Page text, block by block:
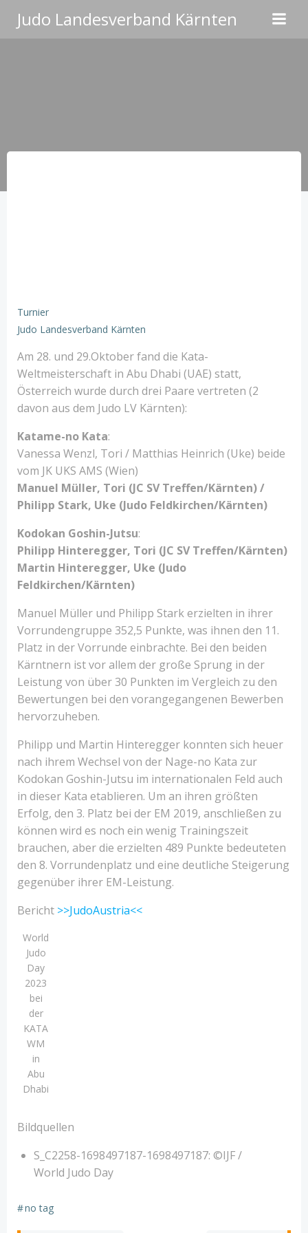
Inhalt
Judo Landesverband Kärnten
Turnier
Judo Landesverband Kärnten
Am 28. und 29.Oktober fand die Kata-
Weltmeisterschaft in Abu Dhabi (UAE) statt,
Österreich wurde durch drei Paare vertreten (2
davon aus dem Judo LV Kärnten):
Katame-no Kata:
Vanessa Wenzl, Tori / Matthias Heinrich (Uke) beide
vom JK UKS AMS (Wien)
Manuel Müller, Tori (JC SV Treffen/Kärnten) /
Philipp Stark, Uke (Judo Feldkirchen/Kärnten)
Kodokan Goshin-Jutsu:
Philipp Hinteregger, Tori (JC SV Treffen/Kärnten)
Martin Hinteregger, Uke (Judo
Feldkirchen/Kärnten)
Manuel Müller und Philipp Stark erzielten in ihrer
Vorrundengruppe 352,5 Punkte, was ihnen den 11.
Platz in der Vorrunde einbrachte. Bei den beiden
Kärntnern ist vor allem der große Sprung in der
Leistung von über 30 Punkten im Vergleich zu den
Bewertungen bei den vorangegangenen Bewerben
hervorzuheben.
Philipp und Martin Hinteregger konnten sich heuer
nach ihrem Wechsel von der Nage-no Kata zur
Kodokan Goshin-Jutsu im internationalen Feld auch
in dieser Kata etablieren. Um an ihren größten
Erfolg, den 3. Platz bei der EM 2019, anschließen zu
können wird es noch ein wenig Trainingszeit
brauchen, aber die erzielten 489 Punkte bedeuteten
den 8. Vorrundenplatz und eine deutliche Steigerung
gegenüber ihrer EM-Leistung.
Bericht >>JudoAustria<<
World
Judo
Day
2023
bei
der
KATA
WM
in
Abu
Dhabi
Bildquellen
S_C2258-1698497187-1698497187: ©IJF /
World Judo Day
#no tag